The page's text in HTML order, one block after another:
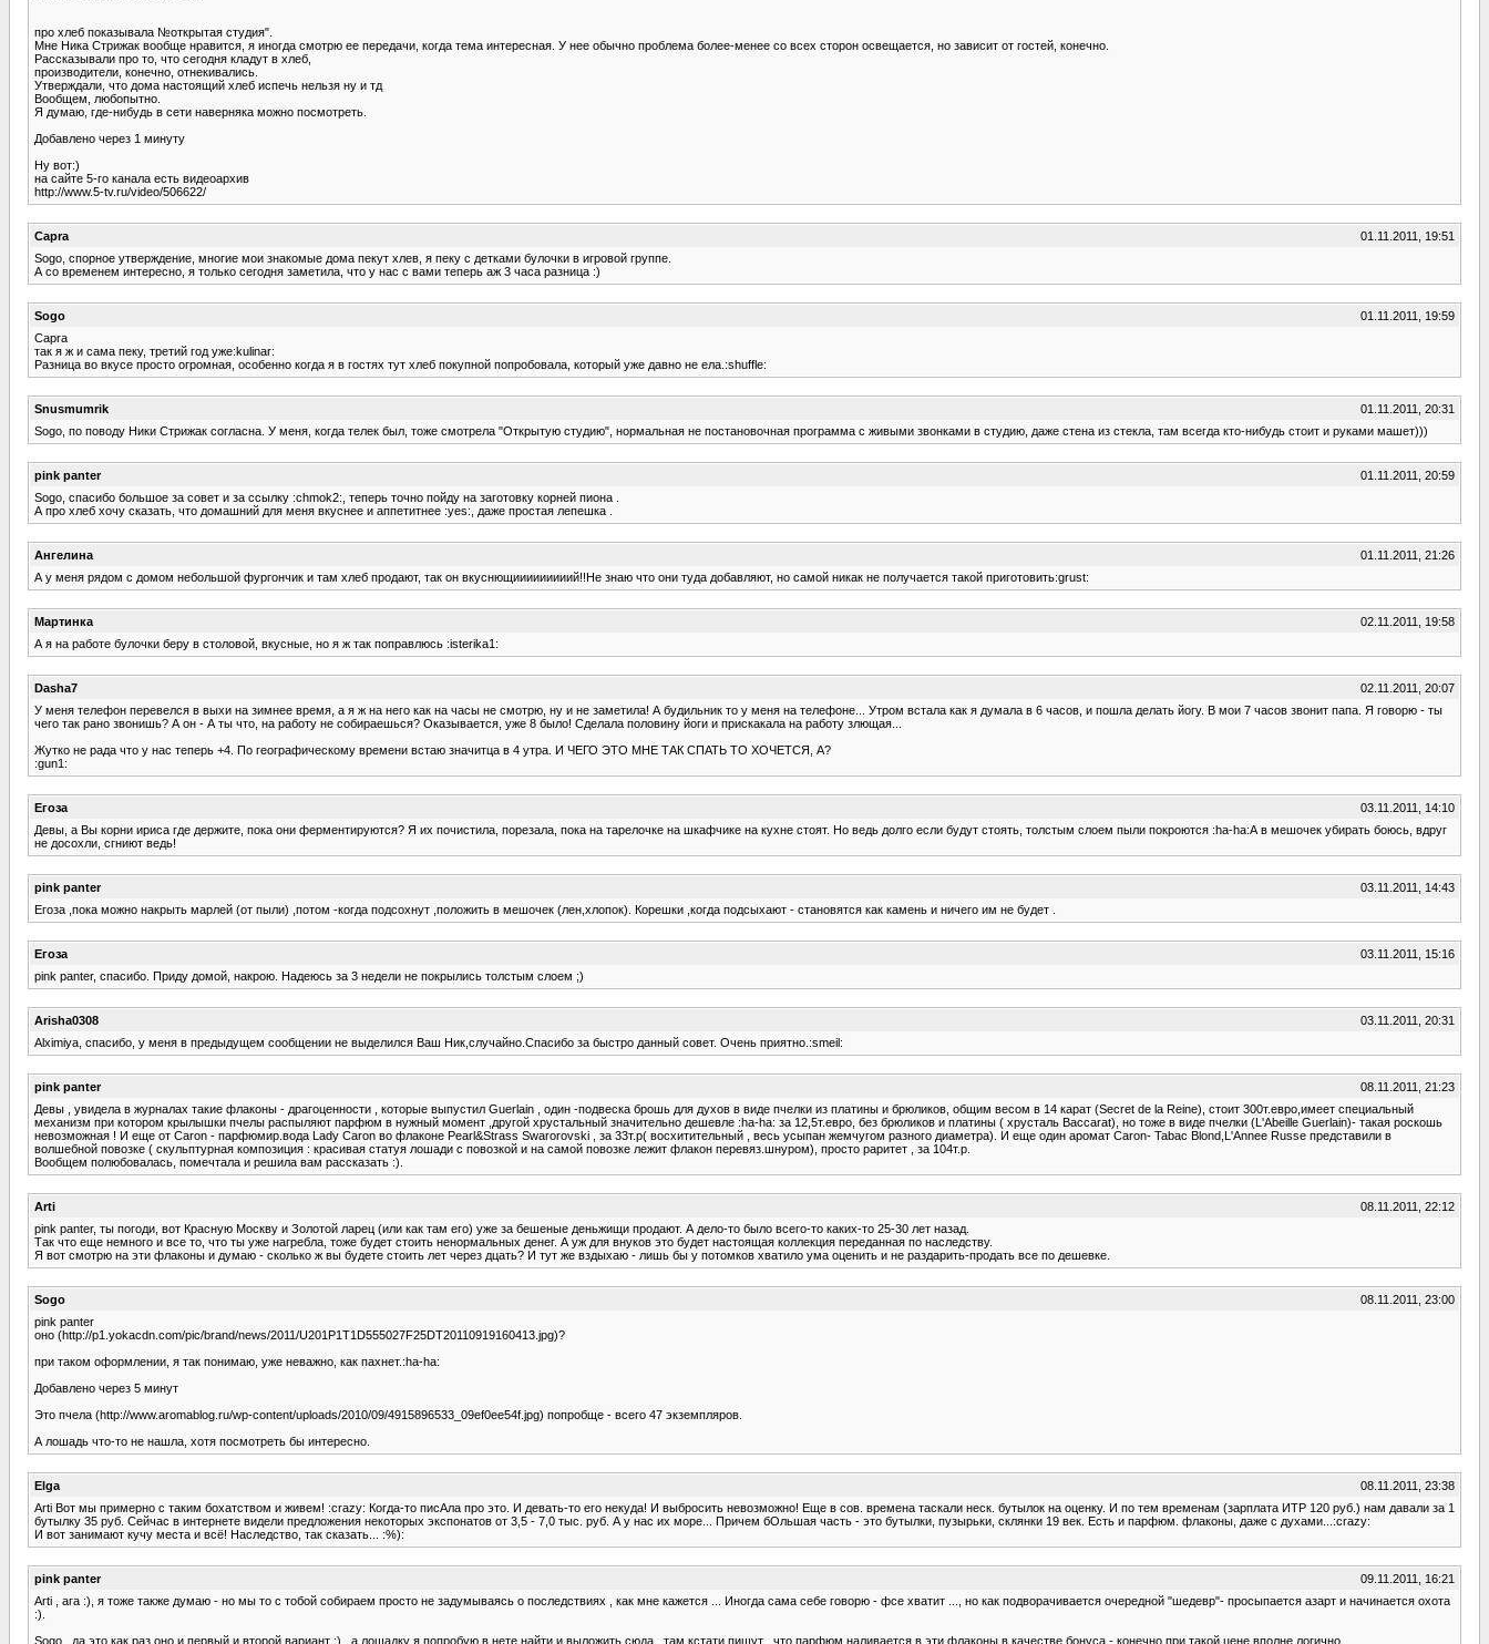
про хлеб показывала №открытая студия".
Мне Ника Стрижак вообще нравится, я иногда смотрю ее передачи, когда тема интересная. У нее обычно проблема более-менее со всех сторон освещается, но зависит от гостей, конечно.
Рассказывали про то, что сегодня кладут в хлеб,
производители, конечно, отнекивались.
Утверждали, что дома настоящий хлеб испечь нельзя ну и тд
Вообщем, любопытно.
Я думаю, где-нибудь в сети наверняка можно посмотреть.
Добавлено через 1 минуту
Ну вот:)
на сайте 5-го канала есть видеоархив
http://www.5-tv.ru/video/506622/
Capra
01.11.2011, 19:51
Sogo, спорное утверждение, многие мои знакомые дома пекут хлев, я пеку с детками булочки в игровой группе.
А со временем интересно, я только сегодня заметила, что у нас с вами теперь аж 3 часа разница :)
Sogo
01.11.2011, 19:59
Capra
так я ж и сама пеку, третий год уже:kulinar:
Разница во вкусе просто огромная, особенно когда я в гостях тут хлеб покупной попробовала, который уже давно не ела.:shuffle:
Snusmumrik
01.11.2011, 20:31
Sogo, по поводу Ники Стрижак согласна. У меня, когда телек был, тоже смотрела "Открытую студию", нормальная не постановочная программа с живыми звонками в студию, даже стена из стекла, там всегда кто-нибудь стоит и руками машет)))
pink panter
01.11.2011, 20:59
Sogo, спасибо большое за совет и за ссылку :chmok2:, теперь точно пойду на заготовку корней пиона .
А про хлеб хочу сказать, что домашний для меня вкуснее и аппетитнее :yes:, даже простая лепешка .
Ангелина
01.11.2011, 21:26
А у меня рядом с домом небольшой фургончик и там хлеб продают, так он вкуснющииииииииий!!Не знаю что они туда добавляют, но самой никак не получается такой приготовить:grust:
Мартинка
02.11.2011, 19:58
А я на работе булочки беру в столовой, вкусные, но я ж так поправлюсь :isterika1:
Dasha7
02.11.2011, 20:07
У меня телефон перевелся в выхи на зимнее время, а я ж на него как на часы не смотрю, ну и не заметила! А будильник то у меня на телефоне... Утром встала как я думала в 6 часов, и пошла делать йогу. В мои 7 часов звонит папа. Я говорю - ты
чего так рано звонишь? А он - А ты что, на работу не собираешься? Оказывается, уже 8 было! Сделала половину йоги и прискакала на работу злющая...
Жутко не рада что у нас теперь +4. По географическому времени встаю значитца в 4 утра. И ЧЕГО ЭТО МНЕ ТАК СПАТЬ ТО ХОЧЕТСЯ, А?
:gun1:
Егоза
03.11.2011, 14:10
Девы, а Вы корни ириса где держите, пока они ферментируются? Я их почистила, порезала, пока на тарелочке на шкафчике на кухне стоят. Но ведь долго если будут стоять, толстым слоем пыли покроются :ha-ha:А в мешочек убирать боюсь, вдруг
не досохли, сгниют ведь!
pink panter
03.11.2011, 14:43
Егоза ,пока можно накрыть марлей (от пыли) ,потом -когда подсохнут ,положить в мешочек (лен,хлопок). Корешки ,когда подсыхают - становятся как камень и ничего им не будет .
Егоза
03.11.2011, 15:16
pink panter, спасибо. Приду домой, накрою. Надеюсь за 3 недели не покрылись толстым слоем ;)
Arisha0308
03.11.2011, 20:31
Alximiya, спасибо, у меня в предыдущем сообщении не выделился Ваш Ник,случайно.Спасибо за быстро данный совет. Очень приятно.:smeil:
pink panter
08.11.2011, 21:23
Девы , увидела в журналах такие флаконы - драгоценности , которые выпустил Guerlain , один -подвеска брошь для духов в виде пчелки из платины и брюликов, общим весом в 14 карат (Secret de la Reine), стоит 300т.евро,имеет специальный
механизм при котором крылышки пчелы распыляют парфюм в нужный момент ,другой хрустальный значительно дешевле :ha-ha: за 12,5т.евро, без брюликов и платины ( хрусталь Baccarat), но тоже в виде пчелки (L'Abeille Guerlain)- такая роскошь
невозможная ! И еще от Caron - парфюмир.вода Lady Caron во флаконе Pearl&Strass Swarorovski , за 33т.р( восхитительный , весь усыпан жемчугом разного диаметра). И еще один аромат Caron- Tabac Blond,L'Annee Russe представили в
волшебной повозке ( скульптурная композиция : красивая статуя лошади с повозкой и на самой повозке лежит флакон перевяз.шнуром), просто раритет , за 104т.р.
Вообщем полюбовалась, помечтала и решила вам рассказать :).
Arti
08.11.2011, 22:12
pink panter, ты погоди, вот Красную Москву и Золотой ларец (или как там его) уже за бешеные деньжищи продают. А дело-то было всего-то каких-то 25-30 лет назад.
Так что еще немного и все то, что ты уже нагребла, тоже будет стоить ненормальных денег. А уж для внуков это будет настоящая коллекция переданная по наследству.
Я вот смотрю на эти флаконы и думаю - сколько ж вы будете стоить лет через дцать? И тут же вздыхаю - лишь бы у потомков хватило ума оценить и не раздарить-продать все по дешевке.
Sogo
08.11.2011, 23:00
pink panter
оно (http://p1.yokacdn.com/pic/brand/news/2011/U201P1T1D555027F25DT20110919160413.jpg)?
при таком оформлении, я так понимаю, уже неважно, как пахнет.:ha-ha:
Добавлено через 5 минут
Это пчела (http://www.aromablog.ru/wp-content/uploads/2010/09/4915896533_09ef0ee54f.jpg) попробще - всего 47 экземпляров.
А лошадь что-то не нашла, хотя посмотреть бы интересно.
Elga
08.11.2011, 23:38
Arti Вот мы примерно с таким бохатством и живем! :crazy: Когда-то писАла про это. И девать-то его некуда! И выбросить невозможно! Еще в сов. времена таскали неск. бутылок на оценку. И по тем временам (зарплата ИТР 120 руб.) нам давали за 1
бутылку 35 руб. Сейчас в интернете видели предложения некоторых экспонатов от 3,5 - 7,0 тыс. руб. А у нас их море... Причем бОльшая часть - это бутылки, пузырьки, склянки 19 век. Есть и парфюм. флаконы, даже с духами...:crazy:
И вот занимают кучу места и всё! Наследство, так сказать... :%):
pink panter
09.11.2011, 16:21
Arti , ага :), я тоже также думаю - но мы то с тобой собираем просто не задумываясь о последствиях , как мне кажется ... Иногда сама себе говорю - фсе хватит ..., но как подворачивается очередной "шедевр"- просыпается азарт и начинается охота
:).
Sogo , да это как раз оно и первый и второй вариант :) , а лошадку я попробую в нете найти и выложить сюда , там кстати пишут , что парфюм наливается в эти флаконы в качестве бонуса - конечно при такой цене вполне логично.